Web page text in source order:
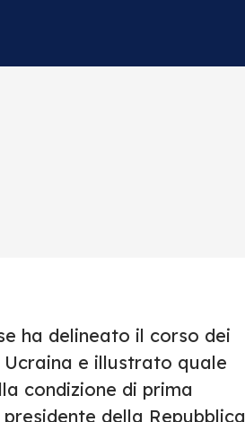
ha delineato il corso dei
e illustrato quale
condizione di prima
della Repubblica